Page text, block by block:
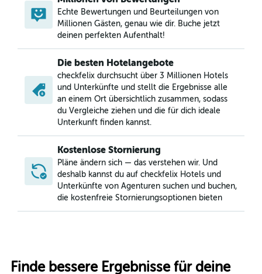
Echte Bewertungen und Beurteilungen von
Millionen Gästen, genau wie dir. Buche jetzt
deinen perfekten Aufenthalt!
Die besten Hotelangebote
checkfelix durchsucht über 3 Millionen Hotels
und Unterkünfte und stellt die Ergebnisse alle
an einem Ort übersichtlich zusammen, sodass
du Vergleiche ziehen und die für dich ideale
Unterkunft finden kannst.
Kostenlose Stornierung
Pläne ändern sich — das verstehen wir. Und
deshalb kannst du auf checkfelix Hotels und
Unterkünfte von Agenturen suchen und buchen,
die kostenfreie Stornierungsoptionen bieten
Finde bessere Ergebnisse für deine